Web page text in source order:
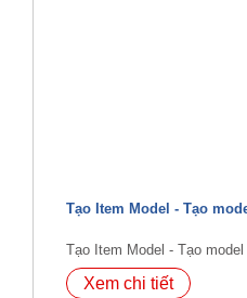
Tạo Item Model - Tạo
Tạo Item Model - Tạo
Xem chi tiết